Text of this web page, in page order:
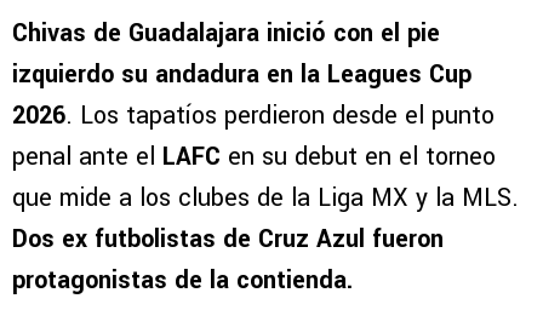
Chivas de Guadalajara inició con el pie
izquierdo su andadura en la Leagues Cup
2026. Los tapatíos perdieron desde el punto
penal ante el LAFC en su debut en el torneo
que mide a los clubes de la Liga MX y la MLS.
Dos ex futbolistas de Cruz Azul fueron
protagonistas de la contienda.